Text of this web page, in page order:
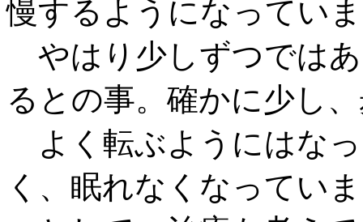
慢するようになってい
やはり少しずつでは
るとの事。確かに少し
よく転ぶようにはな
く、眠れなくなってい